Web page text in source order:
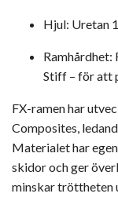
Hjul: Uretan
Ramhårdhet:
Stiff – för att
FX-ramen har
Composites,
Materialet har
skidor och ger
minskar tröttheten